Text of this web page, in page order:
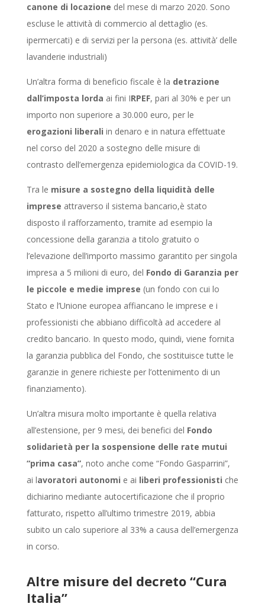
canone di locazione del mese di marzo 2020. Sono
escluse le attività di commercio al dettaglio (es.
ipermercati) e di servizi per la persona (es. attività’ delle
lavanderie industriali)
Un’altra forma di beneficio fiscale è la detrazione
dall’imposta lorda ai fini IRPEF, pari al 30% e per un
importo non superiore a 30.000 euro, per le
erogazioni liberali in denaro e in natura effettuate
nel corso del 2020 a sostegno delle misure di
contrasto dell’emergenza epidemiologica da COVID-19.
Tra le misure a sostegno della liquidità delle
imprese attraverso il sistema bancario,è stato
disposto il rafforzamento, tramite ad esempio la
concessione della garanzia a titolo gratuito o
l’elevazione dell’importo massimo garantito per singola
impresa a 5 milioni di euro, del Fondo di Garanzia per
le piccole e medie imprese (un fondo con cui lo
Stato e l’Unione europea affiancano le imprese e i
professionisti che abbiano difficoltà ad accedere al
credito bancario. In questo modo, quindi, viene fornita
la garanzia pubblica del Fondo, che sostituisce tutte le
garanzie in genere richieste per l’ottenimento di un
finanziamento).
Un’altra misura molto importante è quella relativa
all’estensione, per 9 mesi, dei benefici del Fondo
solidarietà per la sospensione delle rate mutui
“prima casa”, noto anche come “Fondo Gasparrini”,
ai lavoratori autonomi e ai liberi professionisti che
dichiarino mediante autocertificazione che il proprio
fatturato, rispetto all’ultimo trimestre 2019, abbia
subito un calo superiore al 33% a causa dell’emergenza
in corso.
Altre misure del decreto “Cura
Italia”